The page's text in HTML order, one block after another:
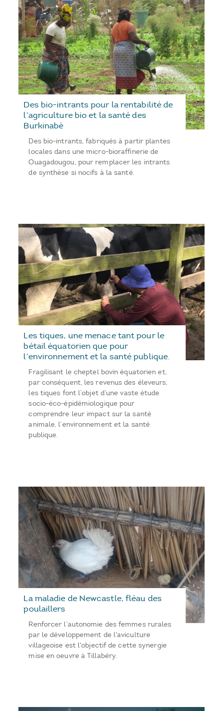
Des bio-intrants pour la rentabilité de
l’agriculture bio et la santé des
Burkinabè
Des bio-intrants, fabriqués à partir plantes
locales dans une micro-bioraffinerie de
Ouagadougou, pour remplacer les intrants
de synthèse si nocifs à la santé.
Les tiques, une menace tant pour le
bétail équatorien que pour
l’environnement et la santé publique.
Fragilisant le cheptel bovin équatorien et,
par conséquent, les revenus des éleveurs,
les tiques font l’objet d’une vaste étude
socio-éco-épidémiologique pour
comprendre leur impact sur la santé
animale, l’environnement et la santé
publique.
La maladie de Newcastle, fléau des
poulaillers
Renforcer l’autonomie des femmes rurales
par le développement de l'aviculture
villageoise est l'objectif de cette synergie
mise en oeuvre à Tillabéry.